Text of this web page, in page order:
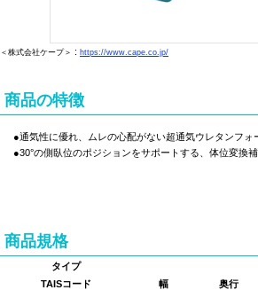
＜株式会社ケープ＞ : https://www.cape.co.jp/
商品の特徴
●通気性に優れ、ムレの心配がない超通気ウレタンフォ
●30°の側臥位のポジションをサポートする、体位変換補
商品規格
タイプ
幅
奥行
TAISコード